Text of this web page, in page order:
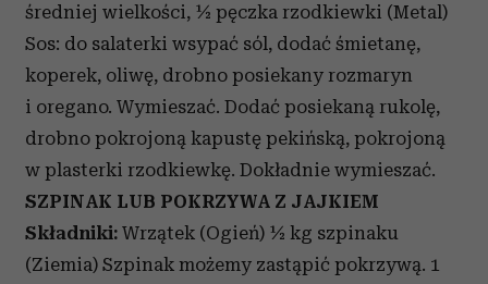
średniej wielkości, ½ pęczka rzodkiewki (Metal)
Sos: do salaterki wsypać sól, dodać śmietanę,
koperek, oliwę, drobno posiekany rozmaryn
i oregano. Wymieszać. Dodać posiekaną rukolę,
drobno pokrojoną kapustę pekińską, pokrojoną
w plasterki rzodkiewkę. Dokładnie wymieszać.
SZPINAK LUB POKRZYWA Z JAJKIEM
Składniki: Wrzątek (Ogień) ½ kg szpinaku
(Ziemia) Szpinak możemy zastąpić pokrzywą. 1